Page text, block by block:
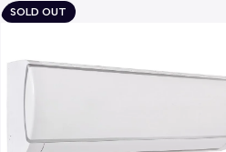
SOLD OUT